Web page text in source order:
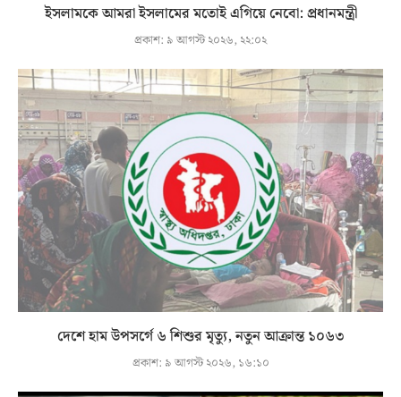
ইসলামকে আমরা ইসলামের মতোই এগিয়ে নেবো: প্রধানমন্ত্রী
প্রকাশ: ৯ আগস্ট ২০২৬, ২২:০২
দেশে হাম উপসর্গে ৬ শিশুর মৃত্যু, নতুন আক্রান্ত ১০৬৩
প্রকাশ: ৯ আগস্ট ২০২৬, ১৬:১০